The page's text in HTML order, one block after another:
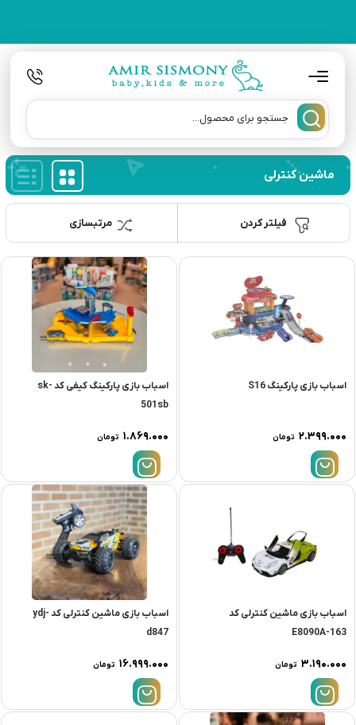
ماشین کنترلی
مرتبسازی فیلتر کردن
اسباب بازی پارکینگ S16
۲.۳۹۹.۰۰۰ تومان
اسباب بازی پارکینگ کیفی کد sk-
501sb
۱.۸۶۹.۰۰۰ تومان
اسباب بازی ماشین کنترلی کد
E8090A-163
۳.۱۹۰.۰۰۰ تومان
اسباب بازی ماشین کنترلی کد ydj-
d847
۱۶.۹۹۹.۰۰۰ تومان